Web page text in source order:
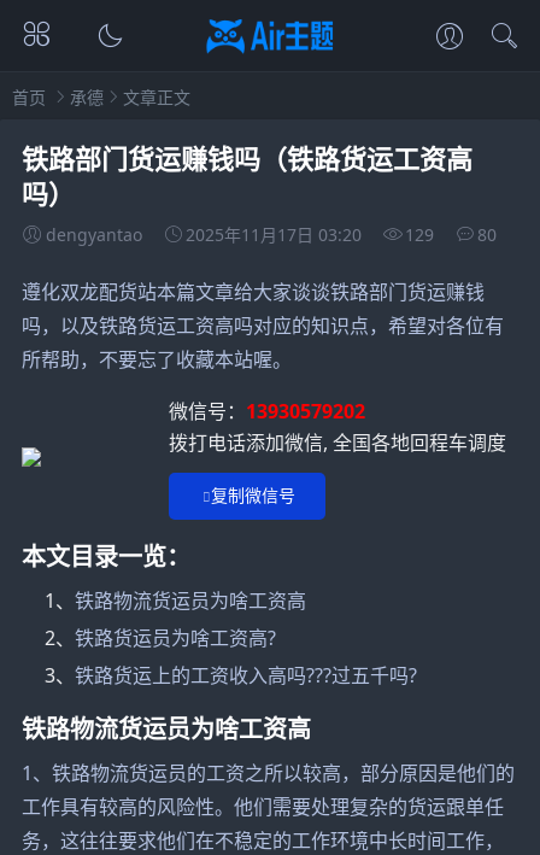
首页 承德 文章正文
铁路部门货运赚钱吗（铁路货运工资高
吗）
dengyantao 2025年11月17日 03:20 129 80
遵化双龙配货站本篇文章给大家谈谈铁路部门货运赚钱
吗，以及铁路货运工资高吗对应的知识点，希望对各位有
所帮助，不要忘了收藏本站喔。
微信号： 13930579202
拨打电话添加微信, 全国各地回程车调度
复制微信号
本文目录一览：
1、铁路物流货运员为啥工资高
2、铁路货运员为啥工资高?
3、铁路货运上的工资收入高吗???过五千吗?
铁路物流货运员为啥工资高
1、铁路物流货运员的工资之所以较高，部分原因是他们的
工作具有较高的风险性。他们需要处理复杂的货运跟单任
务，这往往要求他们在不稳定的工作环境中长时间工作，